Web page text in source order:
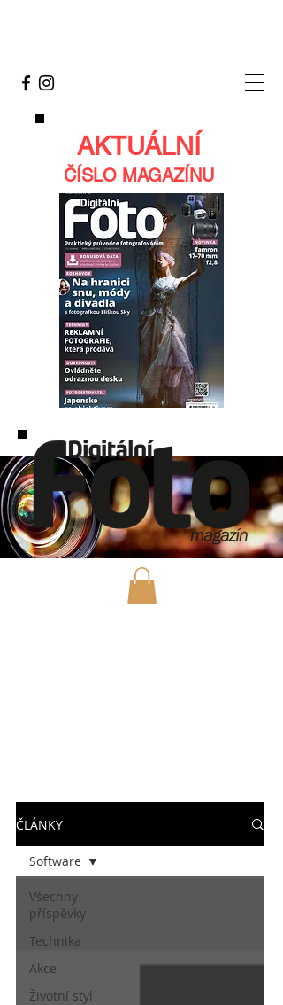
AKTUÁLNÍ
ČÍSLO MAGAZÍNU
ČLÁNKY
Všechny
příspěvky
Technika
Akce
Životní styl
Software